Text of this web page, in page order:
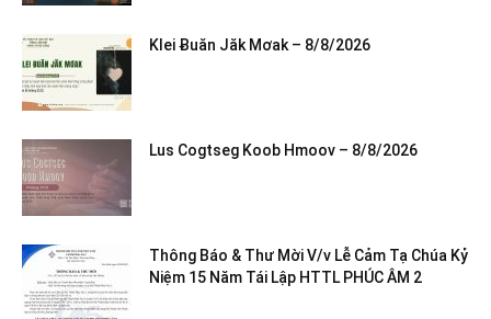
Klei Ƀuăn Jăk Mơak – 8/8/2026
Lus Cogtseg Koob Hmoov – 8/8/2026
Thông Báo & Thư Mời V/v Lễ Cảm Tạ Chúa Kỷ
Niệm 15 Năm Tái Lập HTTL PHÚC ÂM 2